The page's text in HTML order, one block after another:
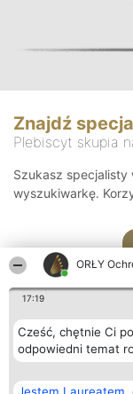
ORŁY
17:19
Cześć, chętnie Ci
odpowiedni temat
Znajdź
Plebiscyt skupia
Szukasz specjalisty
wyszukiwarkę.
Organizator plebiscytu